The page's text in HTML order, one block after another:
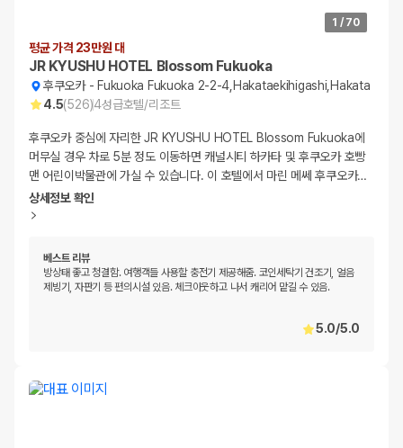
1 / 70
평균 가격 23만원 대
JR KYUSHU HOTEL Blossom Fukuoka
후쿠오카- Fukuoka Fukuoka 2-2-4,Hakataekihigashi,Hakata
4.5(526)4성급호텔/리조트
후쿠오카 중심에 자리한 JR KYUSHU HOTEL Blossom Fukuoka에
머무실 경우 차로 5분 정도 이동하면 캐널시티 하카타 및 후쿠오카 호빵
맨 어린이박물관에 가실 수 있습니다. 이 호텔에서 마린 메쎄 후쿠오카…
상세정보 확인
베스트 리뷰
방상태 좋고 청결함. 여행객들 사용할 충전기 제공해줌. 코인세탁기 건조기, 얼음
제빙기, 자판기 등 편의시설 있음. 체크아웃하고 나서 캐리어 맡길 수 있음.
5.0/5.0